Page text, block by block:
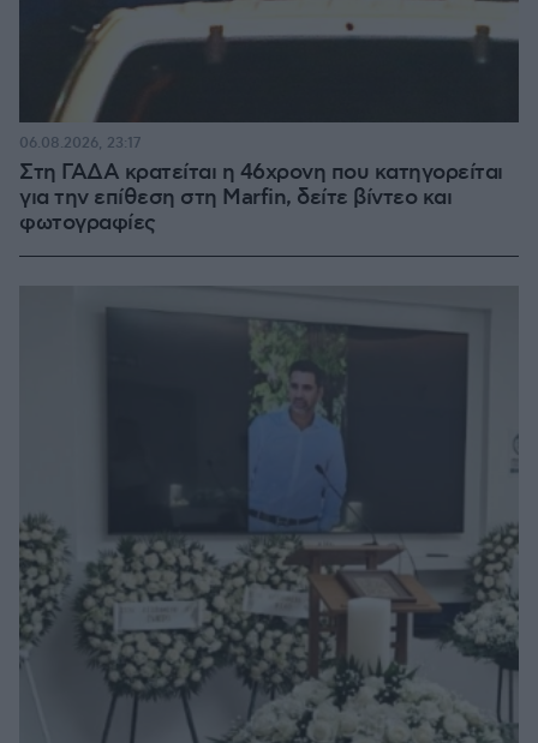
Στη ΓΑΔΑ κρατείται η 46χρονη που κατηγορείται
για την επίθεση στη Marfin, δείτε βίντεο και
φωτογραφίες
06.08.2026, 23:17